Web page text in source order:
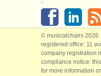
© musicalchairs 2026
registered office: 11
company registration
compliance notice:
for more information